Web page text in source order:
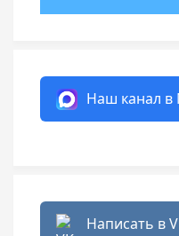
Наш канал в
Написать в